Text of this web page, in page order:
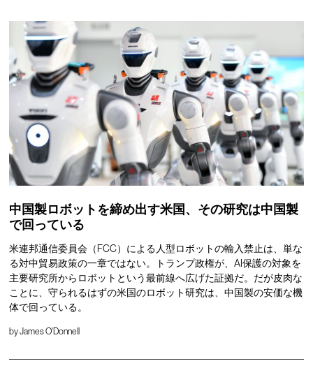
中国製ロボットを締め出す米国、その研究は中国製
で回っている
米連邦通信委員会（FCC）による人型ロボットの輸入禁止は、単な
る対中貿易政策の一章ではない。トランプ政権が、AI保護の対象を
主要研究所からロボットという最前線へ広げた証拠だ。だが皮肉な
ことに、守られるはずの米国のロボット研究は、中国製の安価な機
体で回っている。
byJames O'Donnell